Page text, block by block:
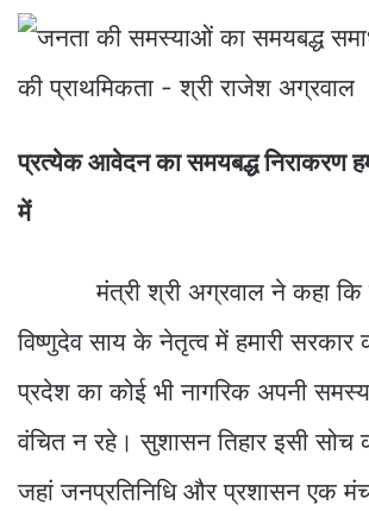
प्रत्येक आवेदन का समयबद्ध निराकरण
में
मंत्री श्री अग्रवाल ने कहा कि
विष्णुदेव साय के नेतृत्व में हमारी
प्रदेश का कोई भी नागरिक अपनी
वंचित न रहे। सुशासन तिहार इसी सोच
जहां जनप्रतिनिधि और प्रशासन एक